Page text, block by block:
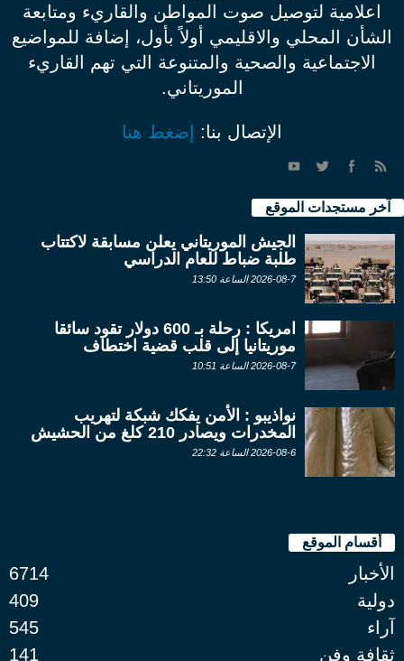
اعلامية لتوصيل صوت المواطن والقاريء ومتابعة
الشأن المحلي والاقليمي أولاً بأول، إضافة للمواضيع
الاجتماعية والصحية والمتنوعة التي تهم القاريء
الموريتاني.
الإتصال بنا: إضغط هنا
آخر مستجدات الموقع
الجيش الموريتاني يعلن مسابقة لاكتتاب
طلبة ضباط للعام الدراسي
2026-08-7 الساعة 13:50
امريكا : رحلة بـ 600 دولار تقود سائقا
موريتانيا إلى قلب قضية اختطاف
2026-08-7 الساعة 10:51
نواذيبو : الأمن يفكك شبكة لتهريب
المخدرات ويصادر 210 كلغ من الحشيش
2026-08-6 الساعة 22:32
أقسام الموقع
الأخبار
6714
دولية
409
آراء
545
ثقافة وفن
141